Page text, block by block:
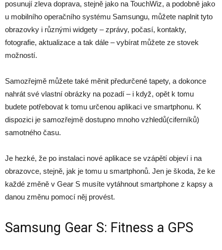
posunují zleva doprava, stejně jako na TouchWiz, a podobně jako
u mobilního operačního systému Samsungu, můžete naplnit tyto
obrazovky i různými widgety – zprávy, počasí, kontakty,
fotografie, aktualizace a tak dále – vybírat můžete ze stovek
možností.
Samozřejmě můžete také měnit předurčené tapety, a dokonce
nahrát své vlastní obrázky na pozadí – i když, opět k tomu
budete potřebovat k tomu určenou aplikaci ve smartphonu. K
dispozici je samozřejmě dostupno mnoho vzhledů(ciferníků)
samotného času.
Je hezké, že po instalaci nové aplikace se vzápětí objeví i na
obrazovce, stejně, jak je tomu u smartphonů. Jen je škoda, že ke
každé změně v Gear S musíte vytáhnout smartphone z kapsy a
danou změnu pomocí něj provést.
Samsung Gear S: Fitness a GPS